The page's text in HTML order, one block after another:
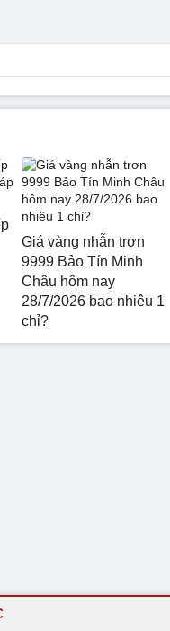
Giá vàng nhẫn trơn
9999 Bảo Tín Minh
Châu hôm nay
28/7/2026 bao nhiêu 1
chỉ?